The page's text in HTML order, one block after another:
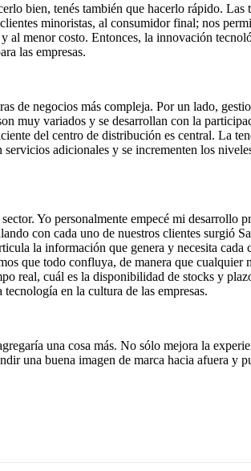
bien, tenés también que hacerlo rápido.
minoristas, al consumidor final; nos
al menor costo. Entonces, la innovación
las empresas.
de negocios más compleja. Por un lado,
muy variados y se desarrollan con la
del centro de distribución es central. La
adicionales y se incrementen los
Yo personalmente empecé mi desarrollo
con cada uno de nuestros clientes surgió
la información que genera y necesita
que todo confluya, de manera que
real, cuál es la disponibilidad de stocks y
en la cultura de las empresas.
una cosa más. No sólo mejora la
una buena imagen de marca hacia afuera y